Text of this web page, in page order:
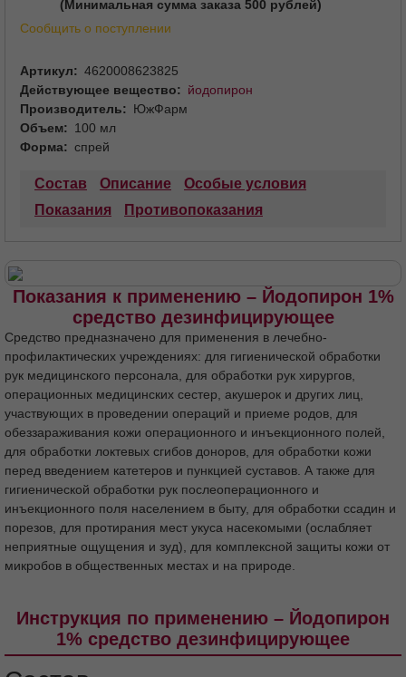
Оплата при получении - карта, наличные
(Минимальная сумма заказа 500 рублей)
Артикул
4620008623825
Действующее вещество
Объем
100 мл
Форма
спрей
Состав Описание
Особые условия
Показания к применению – Йодопирон 1%
средство дезинфицирующее
Средство предназначено для применения в лечебно-
профилактических учреждениях: для гигиенической обработки
рук медицинского персонала, для обработки рук хирургов,
операционных медицинских сестер, акушерок и других лиц,
участвующих в проведении операций и приеме родов, для
обеззараживания кожи операционного и инъекционного полей,
для обработки локтевых сгибов доноров, для обработки кожи
перед введением катетеров и пункцией суставов. А также для
гигиенической обработки рук послеоперационного и
инъекционного поля населением в быту, для обработки ссадин и
порезов, для протирания мест укуса насекомыми (ослабляет
неприятные ощущения и зуд), для комплексной защиты кожи от
Инструкция по применению – Йодопирон